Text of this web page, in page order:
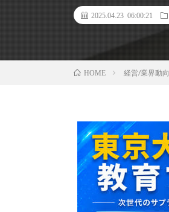
2025.04.23 06:00:21
HOME 経営/業界動向